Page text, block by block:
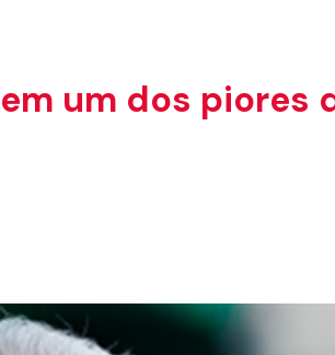
um dos piores